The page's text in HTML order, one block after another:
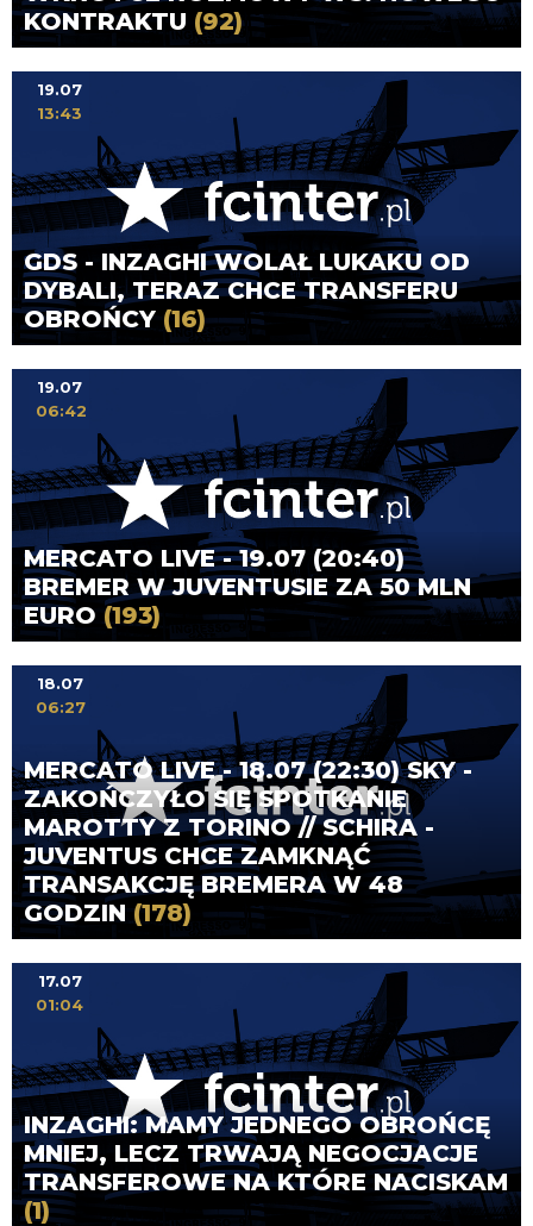
KONTRAKTU (92)
GDS - INZAGHI WOLAŁ LUKAKU OD
DYBALI, TERAZ CHCE TRANSFERU
OBROŃCY (16)
19.07
13:43
MERCATO LIVE - 19.07 (20:40)
BREMER W JUVENTUSIE ZA 50 MLN
EURO (193)
19.07
06:42
MERCATO LIVE - 18.07 (22:30) SKY -
ZAKOŃCZYŁO SIĘ SPOTKANIE
MAROTTY Z TORINO // SCHIRA -
JUVENTUS CHCE ZAMKNĄĆ
TRANSAKCJĘ BREMERA W 48
GODZIN (178)
18.07
06:27
INZAGHI: MAMY JEDNEGO OBROŃCĘ
MNIEJ, LECZ TRWAJĄ NEGOCJACJE
TRANSFEROWE NA KTÓRE NACISKAM
(1)
17.07
01:04